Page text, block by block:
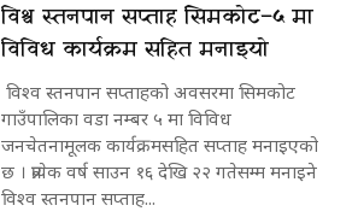
विश्व स्तनपान सप्ताह सिमकोट–५ मा
विविध कार्यक्रम सहित मनाइयो
विश्व स्तनपान सप्ताहको अवसरमा सिमकोट
गाउँपालिका वडा नम्बर ५ मा विविध
जनचेतनामूलक कार्यक्रमसहित सप्ताह मनाइएको
छ । प्रत्येक वर्ष साउन १६ देखि २२ गतेसम्म मनाइने
विश्व स्तनपान सप्ताह...